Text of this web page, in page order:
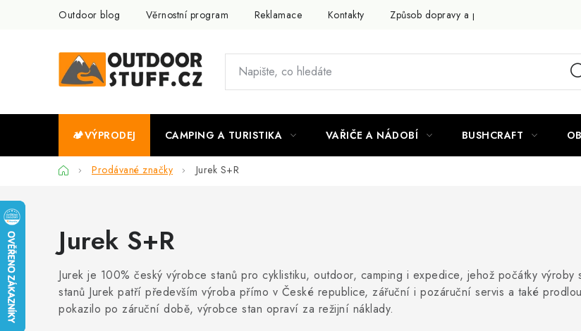
Outdoor blog Věrnostní program Reklamace Kontakty Způsob dopravy a platby
🏕️VÝPRODEJ CAMPING A TURISTIKA VAŘIČE A NÁDOBÍ BUSHCRAFT
DomůProdávané značky Jurek S+R
Jurek S+R
Jurek je 100% český výrobce stanů pro cyklistiku, outdoor, camping i expedice, jehož počátky
stanů Jurek patří především výroba přímo v České republice, zářuční i pozáruční servis a také
pokazilo po záruční době, výrobce stan opraví za režijní náklady.